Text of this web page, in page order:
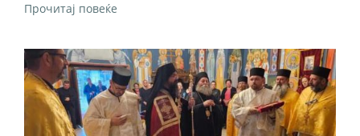
Прочитај повеќе